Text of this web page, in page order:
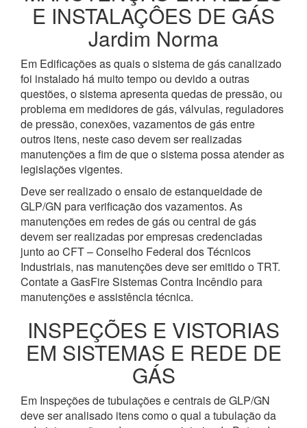
E INSTALAÇÔES DE GÁS
Jardim Norma
Em Edificações as quais o sistema de gás canalizado
foi instalado há muito tempo ou devido a outras
questões, o sistema apresenta quedas de pressão, ou
problema em medidores de gás, válvulas, reguladores
de pressão, conexões, vazamentos de gás entre
outros itens, neste caso devem ser realizadas
manutenções a fim de que o sistema possa atender as
legislações vigentes.
Deve ser realizado o ensaio de estanqueidade de
GLP/GN para verificação dos vazamentos. As
manutenções em redes de gás ou central de gás
devem ser realizadas por empresas credenciadas
junto ao CFT – Conselho Federal dos Técnicos
Industriais, nas manutenções deve ser emitido o TRT.
Contate a GasFire Sistemas Contra Incêndio para
manutenções e assistência técnica.
INSPEÇÕES E VISTORIAS
EM SISTEMAS E REDE DE
GÁS
Em Inspeções de tubulações e centrais de GLP/GN
deve ser analisado itens como o qual a tubulação da